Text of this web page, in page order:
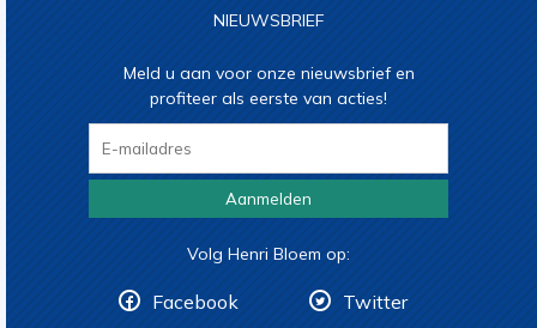
NIEUWSBRIEF
Meld u aan voor onze nieuwsbrief en
profiteer als eerste van acties!
Aanmelden
Volg Henri Bloem op:
Facebook Twitter